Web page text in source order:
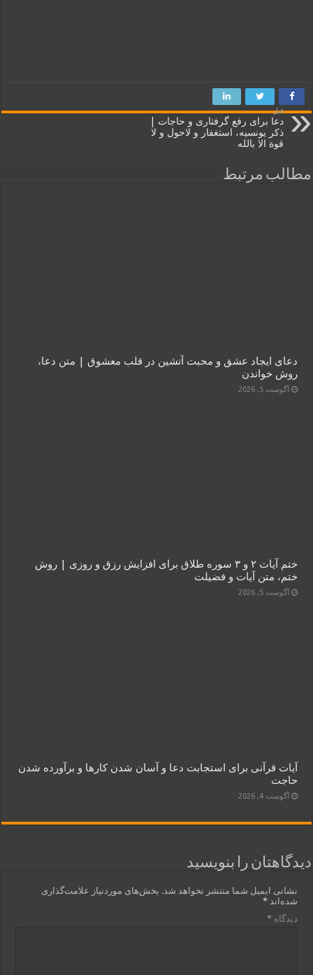
قبل
دعا برای رفع گرفتاری و حاجات |
ذکر یونسیه، استغفار و لاحول و لا
قوة الا بالله
مطالب مرتبط
دعای ایجاد عشق و محبت آتشین در قلب معشوق | متن دعا،
روش خواندن
آگوست 5, 2026
ختم آیات ۲ و ۳ سوره طلاق برای افزایش رزق و روزی | روش
ختم، متن آیات و فضیلت
آگوست 5, 2026
آیات قرآنی برای استجابت دعا و آسان شدن کارها و برآورده شدن
حاجت
آگوست 4, 2026
دیدگاهتان را بنویسید
نشانی ایمیل شما منتشر نخواهد شد. بخش‌های موردنیاز علامت‌گذاری
شده‌اند*
دیدگاه*